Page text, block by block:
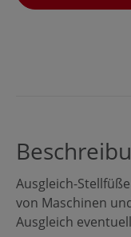
Ausgleich-
von Maschinen
Ausgleich